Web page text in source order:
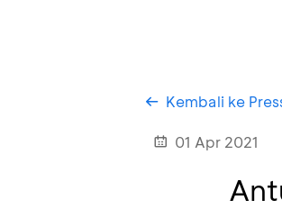
Kembali ke
01 Apr 2021